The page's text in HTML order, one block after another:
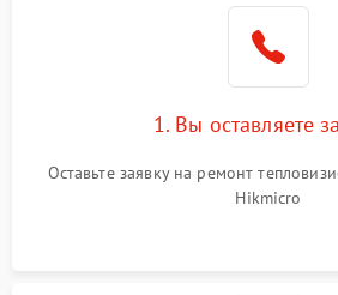
1. Вы оставляете
Оставьте заявку на ремонт
Hikmicro